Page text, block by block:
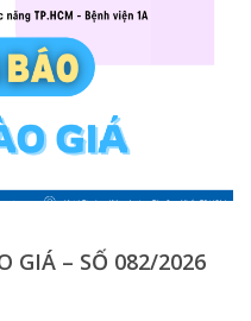
GIÁ – SỐ 082/2026